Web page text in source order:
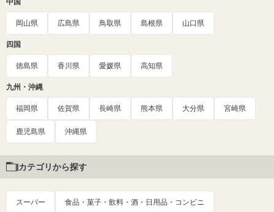
中国
岡山県 広島県 鳥取県 島根県 山口県
四国
徳島県 香川県 愛媛県 高知県
九州・沖縄
福岡県 佐賀県 長崎県 熊本県 大分県 宮崎県
鹿児島県 沖縄県
カテゴリから探す
スーパー 食品・菓子・飲料・酒・日用品・コンビニ